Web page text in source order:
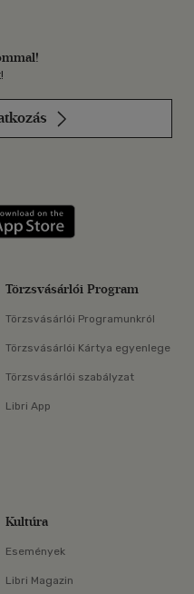
Szerezd meg: Google
Törzsvásárlói Program
Törzsvásárlói Programunkról
Törzsvásárlói Kártya egyenlege
Törzsvásárlói szabályzat
Libri App
Kultúra
Események
Libri Magazin